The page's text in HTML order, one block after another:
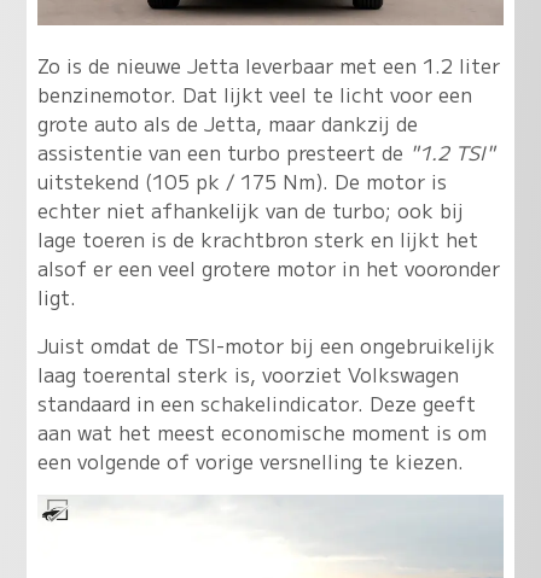
Zo is de nieuwe Jetta leverbaar met een 1.2 liter
benzinemotor. Dat lijkt veel te licht voor een
grote auto als de Jetta, maar dankzij de
assistentie van een turbo presteert de "1.2 TSI"
uitstekend (105 pk / 175 Nm). De motor is
echter niet afhankelijk van de turbo; ook bij
lage toeren is de krachtbron sterk en lijkt het
alsof er een veel grotere motor in het vooronder
ligt.
Juist omdat de TSI-motor bij een ongebruikelijk
laag toerental sterk is, voorziet Volkswagen
standaard in een schakelindicator. Deze geeft
aan wat het meest economische moment is om
een volgende of vorige versnelling te kiezen.